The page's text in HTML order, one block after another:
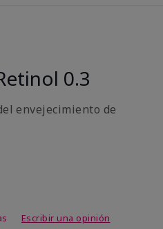
0.3
envejecimiento de
Escribir una opinión